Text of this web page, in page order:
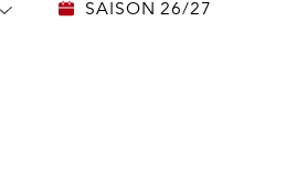
UNTERMENÜSAISON 26/27